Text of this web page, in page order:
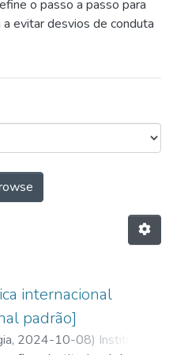
o passo a passo para
evitar desvios de conduta
internacional
padrão]
2024-10-08) Instituto